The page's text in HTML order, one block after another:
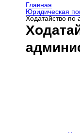
Главная
Юридическая
Ходатайство по